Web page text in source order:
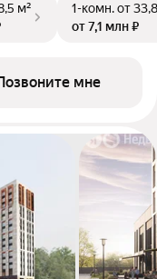
м²
1-комн.от
от 7,1 млн ₽
мне